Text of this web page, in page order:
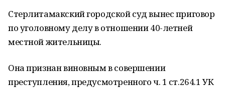
Стерлитамакский городской суд вынес приговор
по уголовному делу в отношении 40-летней
местной жительницы.
Она признан виновным в совершении
преступления, предусмотренного ч. 1 ст.264.1 УК